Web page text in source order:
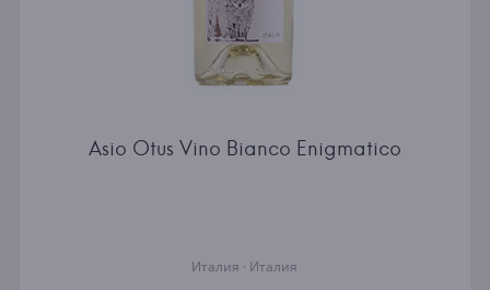
Asio Otus Vino Bianco Enigmatico
Италия · Италия